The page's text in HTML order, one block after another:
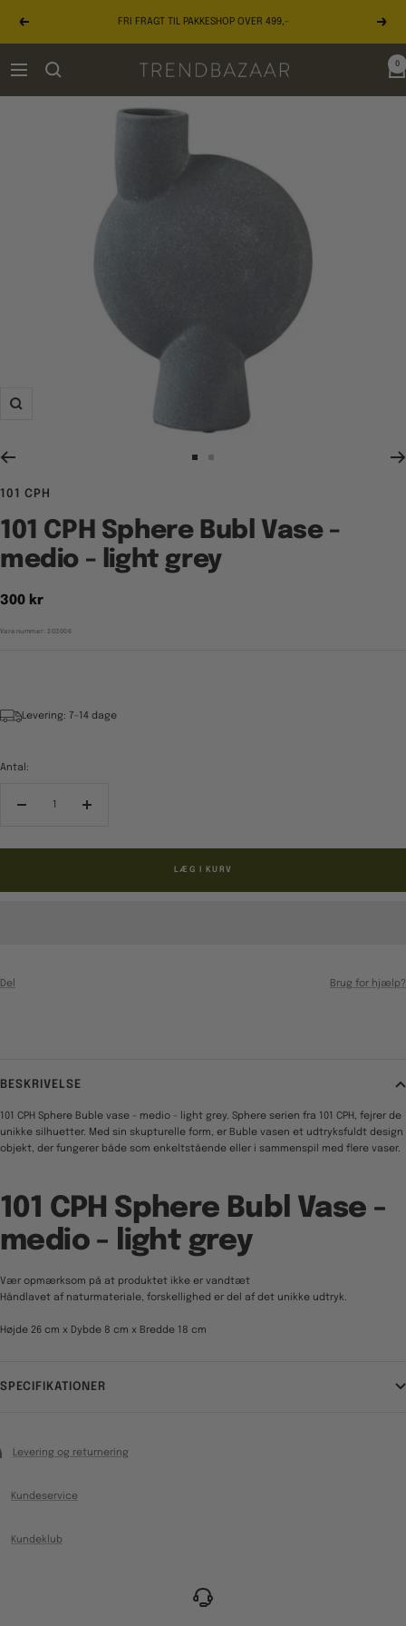
Forrige FRI FRAGT TIL PAKKESHOP OVER 499,-
Navigation TRENDBAZAAR
0
Zoom
101 CPH
101 CPH Sphere Bubl Vase -
medio - light grey
Tilbudspris
300 kr
Varenummer: 203006
Levering: 7-14 dage
Antal:
Reducér
Forøg
LÆG I KURV
Del Brug for hjælp?
BESKRIVELSE
101 CPH Sphere Buble vase - medio - light grey. Sphere serien fra 101 CPH, fejrer de
unikke silhuetter. Med sin skupturelle form, er Buble vasen et udtryksfuldt design
objekt, der fungerer både som enkeltstående eller i sammenspil med flere vaser.
101 CPH Sphere Bubl Vase -
medio - light grey
Vær opmærksom på at produktet ikke er vandtæt
Håndlavet af naturmateriale, forskellighed er del af det unikke udtryk.
Højde 26 cm x Dybde 8 cm x Bredde 18 cm
SPECIFIKATIONER
Levering og returnering
Kundeservice
Kundeklub